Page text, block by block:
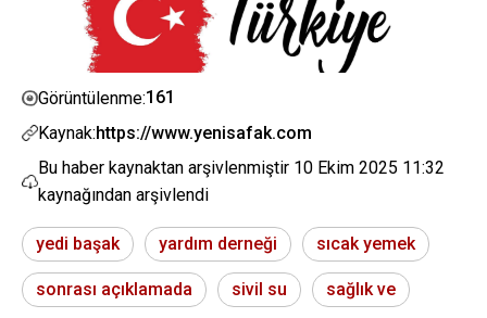
Görüntülenme:161
Kaynak:https://www.yenisafak.com
Bu haber kaynaktan arşivlenmiştir 10 Ekim 2025 11:32
kaynağından arşivlendi
yedi başak yardım derneği sıcak yemek
sonrası açıklamada sivil su sağlık ve